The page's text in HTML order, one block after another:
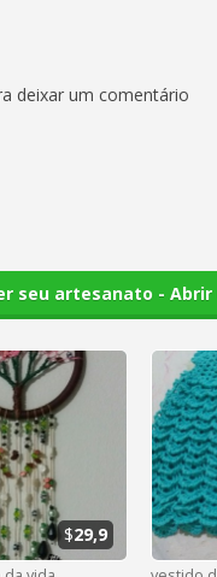
deixar um comentário
seu artesanato - Abrir
$29,9